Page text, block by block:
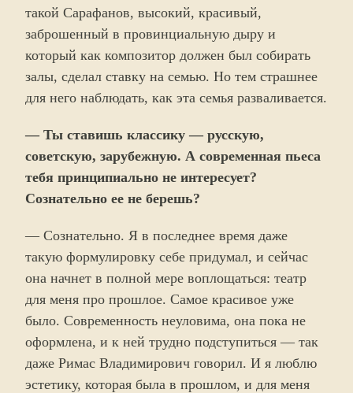
такой Сарафанов, высокий, красивый,
заброшенный в провинциальную дыру и
который как композитор должен был собирать
залы, сделал ставку на семью. Но тем страшнее
для него наблюдать, как эта семья разваливается.
— Ты ставишь классику — русскую,
советскую, зарубежную. А современная пьеса
тебя принципиально не интересует?
Сознательно ее не берешь?
— Сознательно. Я в последнее время даже
такую формулировку себе придумал, и сейчас
она начнет в полной мере воплощаться: театр
для меня про прошлое. Самое красивое уже
было. Современность неуловима, она пока не
оформлена, и к ней трудно подступиться — так
даже Римас Владимирович говорил. И я люблю
эстетику, которая была в прошлом, и для меня